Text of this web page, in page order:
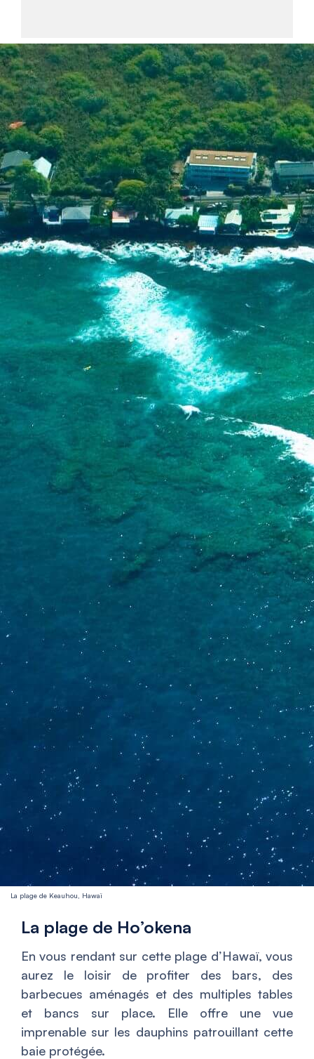
La plage de Keauhou, Hawaï
La plage de Ho’okena
En vous rendant sur cette plage d’Hawaï, vous
aurez le loisir de profiter des bars, des
barbecues aménagés et des multiples tables
et bancs sur place. Elle offre une vue
imprenable sur les dauphins patrouillant cette
baie protégée.